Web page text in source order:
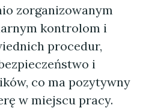
zorganizowanym
kontrolom i
procedur,
i
co ma pozytywny
w miejscu pracy.